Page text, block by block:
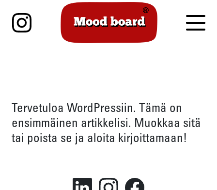
Mood board Instagram
Mood board
Tervetuloa WordPressiin. Tämä on
ensimmäinen artikkelisi. Muokkaa sitä
tai poista se ja aloita kirjoittamaan!